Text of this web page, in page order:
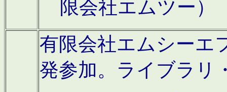
限会社エムツー）
有限会社エムシーエ
発参加。ライブラリ